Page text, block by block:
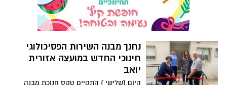
על החברה בישראל ולהקים ממשלה בהנהגת
יאיר לפיד ומפלגת "יש עתיד".
נחנך מבנה השירות הפסיכולוגי
חינוכי החדש במועצה אזורית
יואב
היום (שלישי ) התקיים טקס חנוכת מבנה